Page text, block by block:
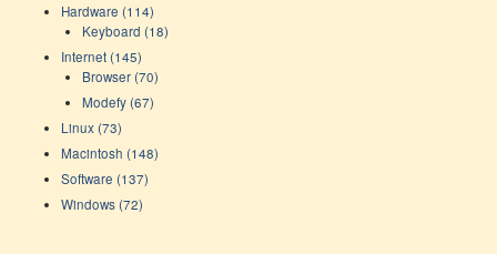
Hardware (114)
Keyboard (18)
Internet (145)
Browser (70)
Modefy (67)
Linux (73)
Macintosh (148)
Software (137)
Windows (72)